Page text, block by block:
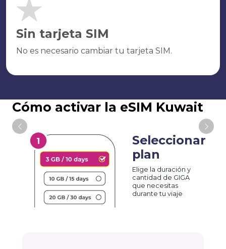
Sin tarjeta SIM
No es necesario cambiar tu tarjeta SIM.
Cómo activar la eSIM Kuwait
Seleccionar
plan
Elige la duración y
cantidad de GIGA
que necesitas
durante tu viaje